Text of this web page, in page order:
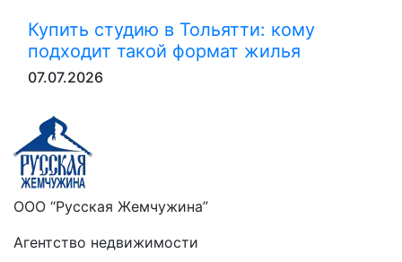
Купить студию в Тольятти: кому
подходит такой формат жилья
07.07.2026
ООО “Русская Жемчужина”
Агентство недвижимости